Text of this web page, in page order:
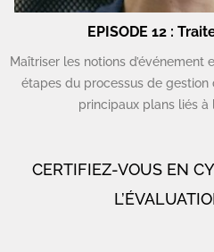
EPISODE 12 :
Maîtriser les notions d’événement
étapes du processus de gestion
principaux plans liés à
CERTIFIEZ-VOUS EN